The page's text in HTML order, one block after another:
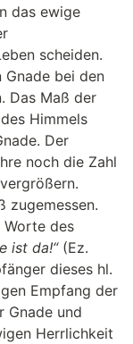
das ewige
scheiden.
Gnade bei den
Das Maß der
Himmels
Der
noch die Zahl
zugemessen.
des
ist da!“(Ez.
dieses hl.
Empfang der
Gnade und
Herrlichkeit